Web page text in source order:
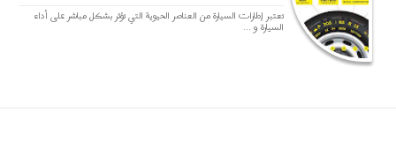
تعتبر إطارات السيارة من العناصر الحيوية التي تؤثر بشكل مباشر على أداء
السيارة و ...